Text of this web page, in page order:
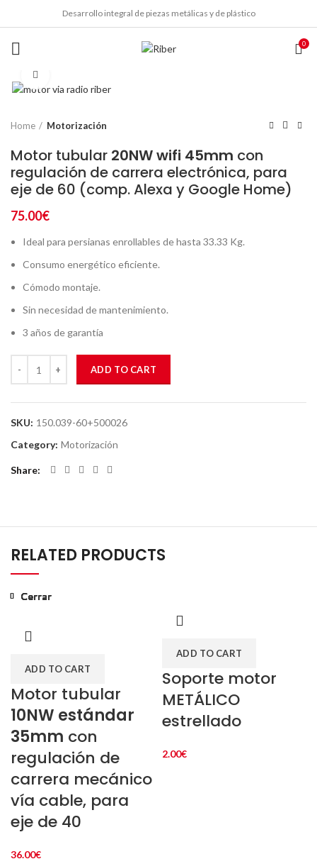
Desarrollo integral de piezas metálicas y de plástico
0
Home Motorización
Motor tubular 20NW wifi 45mm con
regulación de carrera electrónica, para
eje de 60 (comp. Alexa y Google Home)
75.00€
Ideal para persianas enrollables de hasta 33.33 Kg.
Consumo energético eficiente.
Cómodo montaje.
Sin necesidad de mantenimiento.
3 años de garantía
ADD TO CART
SKU: 150.039-60+500026
Category: Motorización
Share
RELATED PRODUCTS
ADD TO CART
Cerrar
Motor tubular
10NW estándar
35mm con
regulación de
carrera mecánico
vía cable, para
eje de 40
36.00€
ADD TO CART
Cerrar
Soporte motor
METÁLICO
estrellado
2.00€
Cerrar
Cerrar
Cerrar
Cerrar
Cerrar
Cerrar